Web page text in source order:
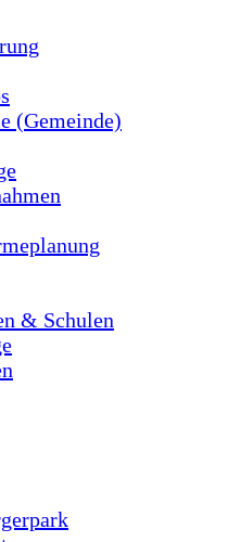
(Gemeinde)
& Schulen